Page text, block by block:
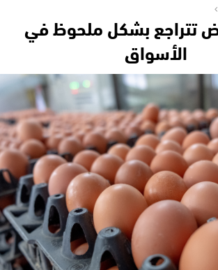
تتراجع بشكل ملحوظ في
الأسواق